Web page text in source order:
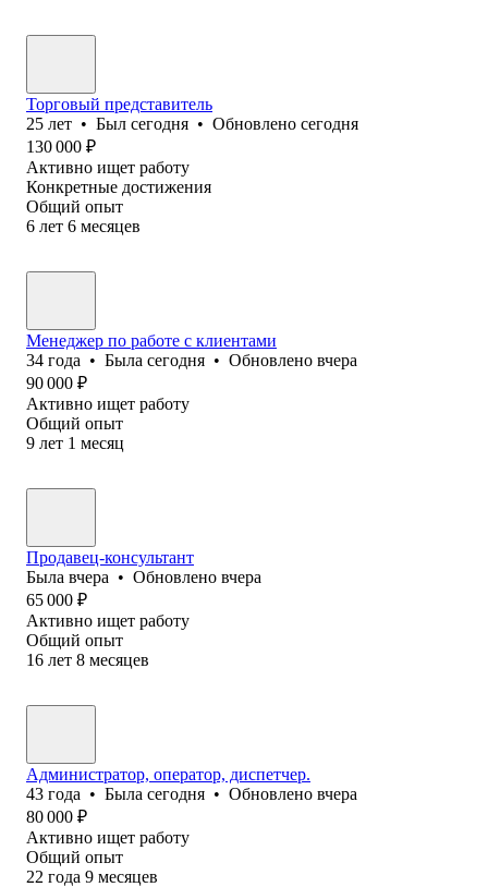
Торговый представитель
25 лет • Был сегодня • Обновлено сегодня
130 000 ₽
Активно ищет работу
Конкретные достижения
Общий опыт
6 лет 6 месяцев
Менеджер по работе с клиентами
34 года • Была сегодня • Обновлено вчера
90 000 ₽
Активно ищет работу
Общий опыт
9 лет 1 месяц
Продавец-консультант
Была вчера • Обновлено вчера
65 000 ₽
Активно ищет работу
Общий опыт
16 лет 8 месяцев
Администратор, оператор, диспетчер.
43 года • Была сегодня • Обновлено вчера
80 000 ₽
Активно ищет работу
Общий опыт
22 года 9 месяцев